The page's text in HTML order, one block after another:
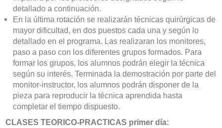
detallado a continuación.
En la última rotación se realizarán técnicas quirúrgicas de
mayor dificultad, en dos puestos cada una y según lo
detallado en el programa. Las realizaran los monitores,
paso a paso con los diferentes grupos formados. Para
formar los grupos, los alumnos podrán elegir la técnica
según su interés. Terminada la demostración por parte del
monitor-instructor, los alumnos podrán disponer de la
pieza para reproducir la técnica aprendida hasta
completar el tiempo dispuesto.
CLASES TEORICO-PRACTICAS primer día: